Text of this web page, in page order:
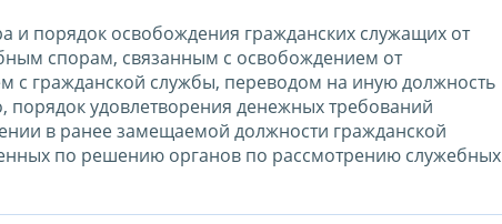
и порядок освобождения гражданских служащих от
спорам, связанным с освобождением от
гражданской службы, переводом на иную должность
порядок удовлетворения денежных требований
в ранее замещаемой должности гражданской
по решению органов по рассмотрению служебных